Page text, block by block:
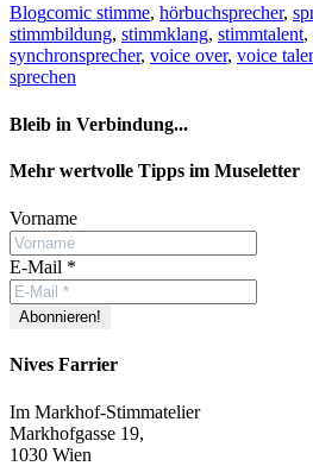
Kategorien
BlogSchlagworte
comic stimme, hörbuchsprecher,
stimmbildung, stimmklang, stimmtalent,
synchronsprecher, voice over, voice
sprechen
Bleib in Verbindung...
Facebook
YouTube
Instagram
Mehr wertvolle Tipps im Museletter
Vorname
E-Mail *
Nives Farrier
Im Markhof-Stimmatelier
Markhofgasse 19,
1030 Wien